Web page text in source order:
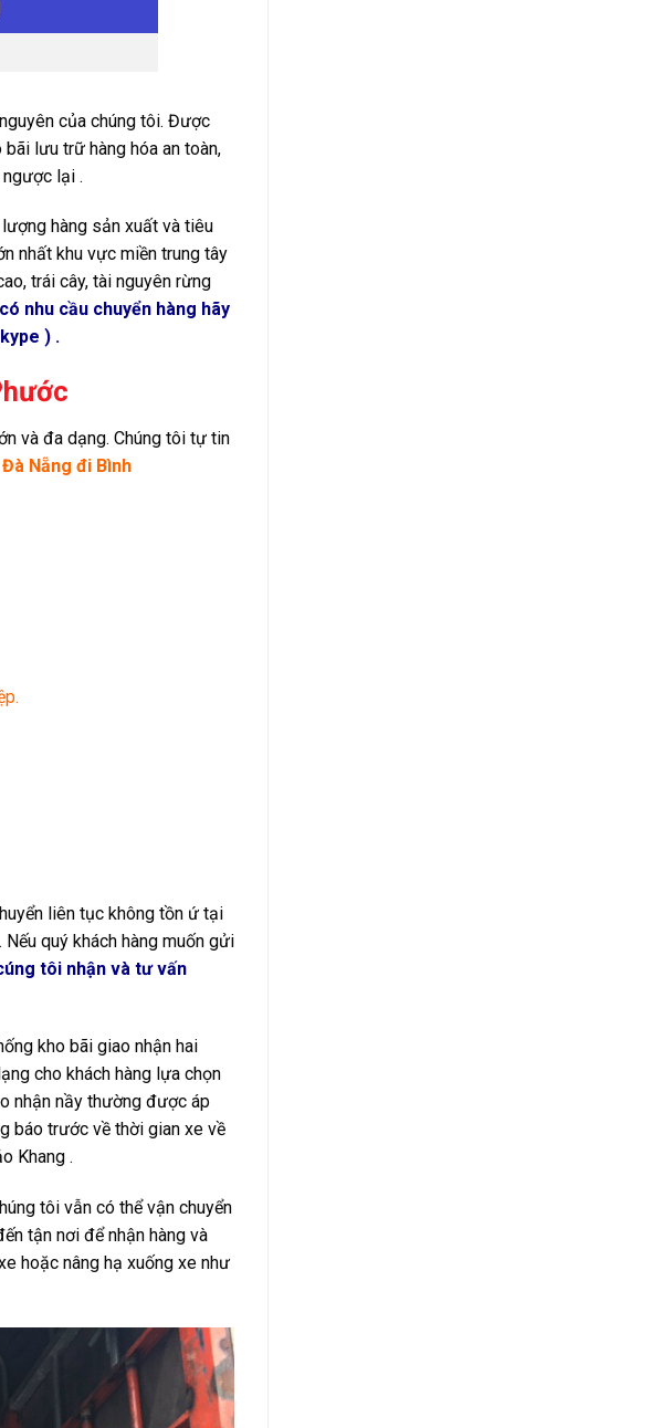
của chúng tôi. Được
lưu trữ hàng hóa an toàn,
lại .
hàng sản xuất và tiêu
nhất khu vực miền trung tây
trái cây, tài nguyên rừng
nhu cầu chuyển hàng hãy
) .
và đa dạng. Chúng tôi tự tin
Nẵng đi Bình
liên tục không tồn ứ tại
quý khách hàng muốn gửi
tôi nhận và tư vấn
kho bãi giao nhận hai
cho khách hàng lựa chọn
nhận nầy thường được áp
báo trước về thời gian xe về
Khang .
tôi vẫn có thể vận chuyển
tận nơi để nhận hàng và
hoặc nâng hạ xuống xe như